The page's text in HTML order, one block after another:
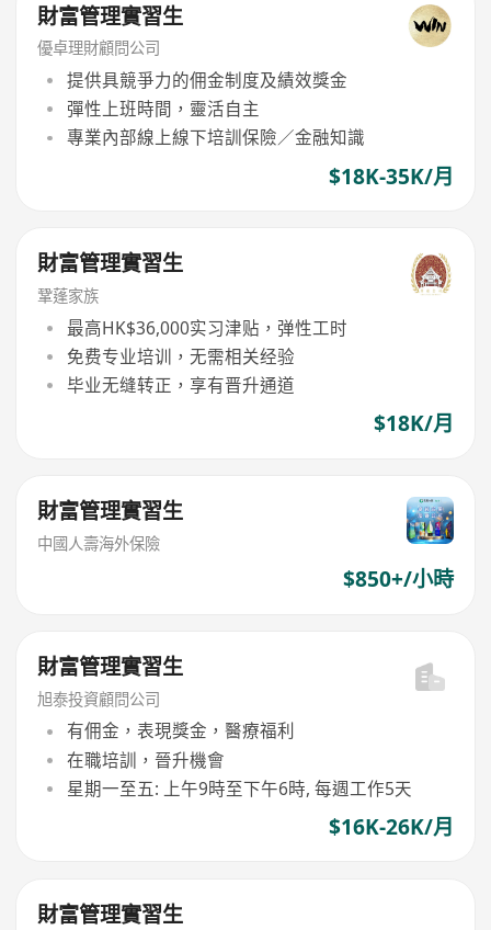
財富管理實習生
優卓理財顧問公司
提供具競爭力的佣金制度及績效獎金
彈性上班時間，靈活自主
專業內部線上線下培訓保險／金融知識
$18K-35K/月
財富管理實習生
鞏蓬家族
最高HK$36,000实习津贴，弹性工时
免费专业培训，无需相关经验
毕业无缝转正，享有晋升通道
$18K/月
財富管理實習生
中國人壽海外保險
$850+/小時
財富管理實習生
旭泰投資顧問公司
有佣金，表現獎金，醫療福利
在職培訓，晉升機會
星期一至五: 上午9時至下午6時, 每週工作5天
$16K-26K/月
財富管理實習生